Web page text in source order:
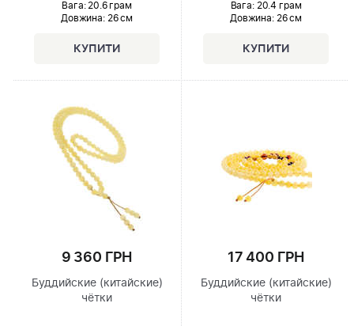
Вага: 20.6 грам
Довжина:26 см
Вага: 20.4 грам
Довжина:26 см
9 360 ГРН
Буддийские (китайские)
чётки
17 400 ГРН
Буддийские (китайские)
чётки